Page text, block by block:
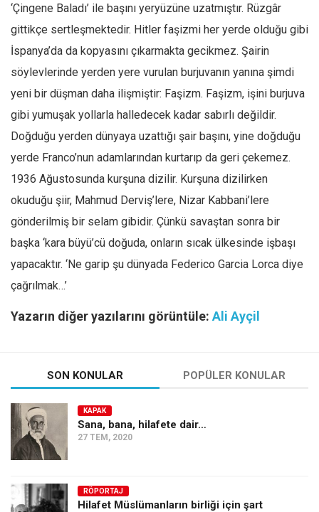
‘Çingene Baladı’ ile başını yeryüzüne uzatmıştır. Rüzgâr
gittikçe sertleşmektedir. Hitler faşizmi her yerde olduğu gibi
İspanya’da da kopyasını çıkarmakta gecikmez. Şairin
söylevlerinde yerden yere vurulan burjuvanın yanına şimdi
yeni bir düşman daha ilişmiştir: Faşizm. Faşizm, işini burjuva
gibi yumuşak yollarla halledecek kadar sabırlı değildir.
Doğduğu yerden dünyaya uzattığı şair başını, yine doğduğu
yerde Franco’nun adamlarından kurtarıp da geri çekemez.
1936 Ağustosunda kurşuna dizilir. Kurşuna dizilirken
okuduğu şiir, Mahmud Derviş’lere, Nizar Kabbani’lere
gönderilmiş bir selam gibidir. Çünkü savaştan sonra bir
başka ‘kara büyü’cü doğuda, onların sıcak ülkesinde işbaşı
yapacaktır. ‘Ne garip şu dünyada Federico Garcia Lorca diye
çağrılmak…’
Yazarın diğer yazılarını görüntüle: Ali Ayçil
SON KONULAR POPÜLER KONULAR
KAPAK
Sana, bana, hilafete dair…
27 TEM, 2020
RÖPORTAJ
Hilafet Müslümanların birliği için şart